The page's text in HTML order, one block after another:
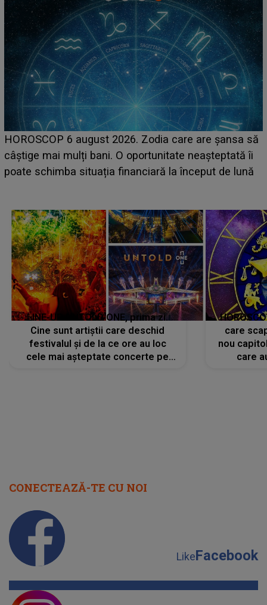
HOROSCOP 6 august 2026. Zodia care are șansa să
câștige mai mulți bani. O oportunitate neașteptată îi
poate schimba situația financiară la început de lună
LINE-UP UNTOLD ONE, prima zi.
Cine sunt artiștii care deschid
festivalul și de la ce ore au loc
cele mai așteptate concerte pe
care
nou
care
CONECTEAZĂ-TE CU NOI
LikeFacebook